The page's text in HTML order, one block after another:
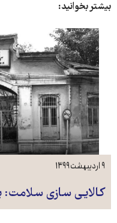
بیشتر بخوانید:
کالایی سازی سلامت:
۹ اردیبهشت ۱۳۹۹